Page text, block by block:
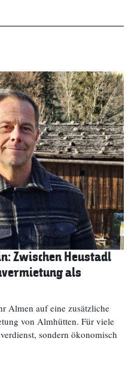
Zwischen Heustadl
als
Almen auf eine zusätzliche
von Almhütten. Für viele
sondern ökonomisch